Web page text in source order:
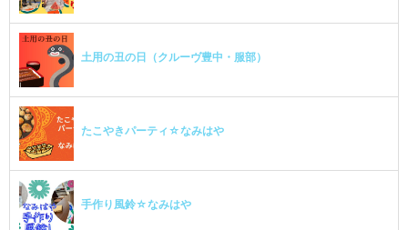
土用の丑の日（クルーヴ豊中・服部）
たこやきパーティ☆なみはや
手作り風鈴☆なみはや